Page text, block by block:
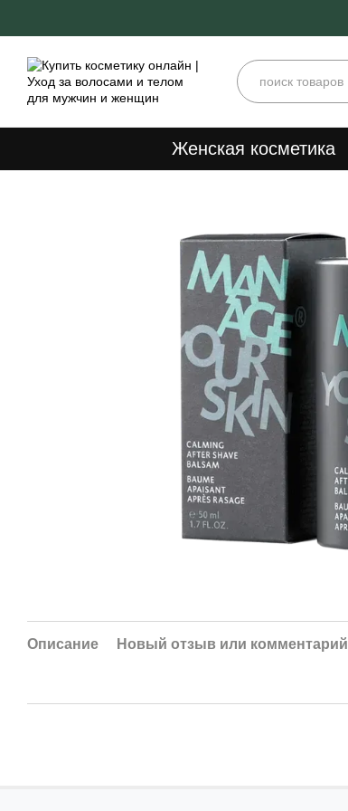
Женская косметика
Описание Новый отзыв или комментарий